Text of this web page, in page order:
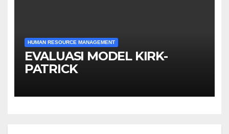
HUMAN RESOURCE MANAGEMENT
EVALUASI MODEL KIRK-
PATRICK